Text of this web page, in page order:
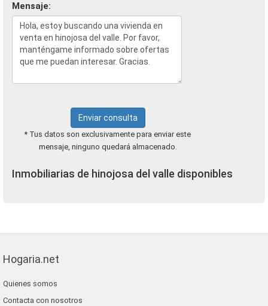
Mensaje:
Enviar consulta
* Tus datos son exclusivamente para enviar este
mensaje, ninguno quedará almacenado.
Inmobiliarias de hinojosa del valle disponibles
Hogaria.net
Quienes somos
Contacta con nosotros